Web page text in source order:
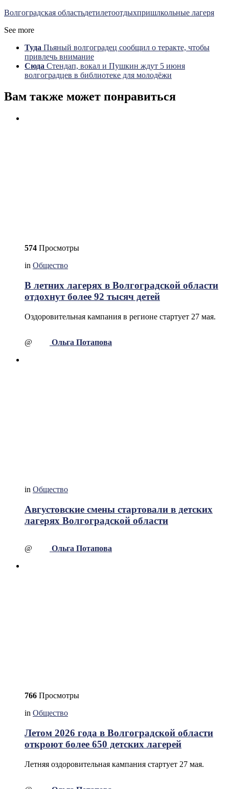
Волгоградская областьдетилетоотдыхпришлкольные лагеря
See more
Туда Пьяный волгоградец сообщил о теракте, чтобы
привлечь внимание
Сюда Стендап, вокал и Пушкин ждут 5 июня
волгоградцев в библиотеке для молодёжи
Вам также может понравиться
574 Просмотры
in Общество
В летних лагерях в Волгоградской области
отдохнут более 92 тысяч детей
Оздоровительная кампания в регионе стартует 27 мая.
@ Ольга Потапова
in Общество
Августовские смены стартовали в детских
лагерях Волгоградской области
@ Ольга Потапова
766 Просмотры
in Общество
Летом 2026 года в Волгоградской области
откроют более 650 детских лагерей
Летняя оздоровительная кампания стартует 27 мая.